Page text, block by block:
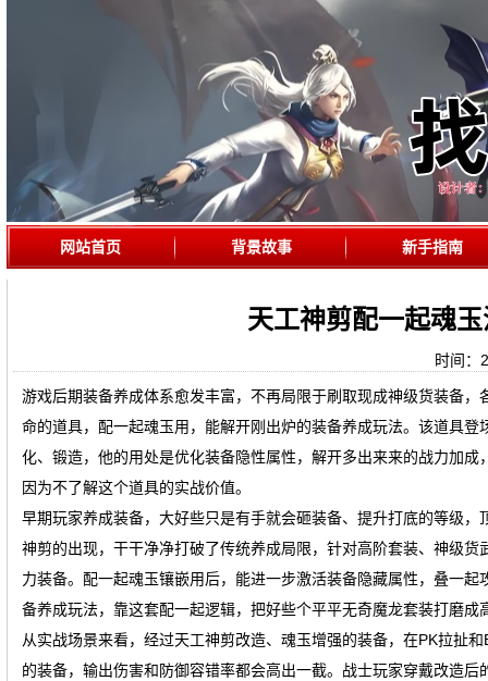
网站首页 背景故事 新手指南
天工神剪配一起魂
时间：
游戏后期装备养成体系愈发丰富，不再局限于刷取现成神级货装备
命的道具，配一起魂玉用，能解开刚出炉的装备养成玩法。该道具
化、锻造，他的用处是优化装备隐性属性，解开多出来来的战力加
因为不了解这个道具的实战价值。
早期玩家养成装备，大好些只是有手就会砸装备、提升打底的等级
神剪的出现，干干净净打破了传统养成局限，针对高阶套装、神级
力装备。配一起魂玉镶嵌用后，能进一步激活装备隐藏属性，叠一
备养成玩法，靠这套配一起逻辑，把好些个平平无奇魔龙套装打磨
从实战场景来看，经过天工神剪改造、魂玉‌增强的装备，在PK拉扯
的装备，输出伤害和防御容错率都会高出一截。战士玩家穿戴改造